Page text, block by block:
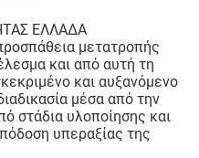
ΕΛΛΑΔΑ
μετατροπής
και από αυτή τη
και αυξανόμενο
μέσα από την
στάδια υλοποίησης και
υπεραξίας της